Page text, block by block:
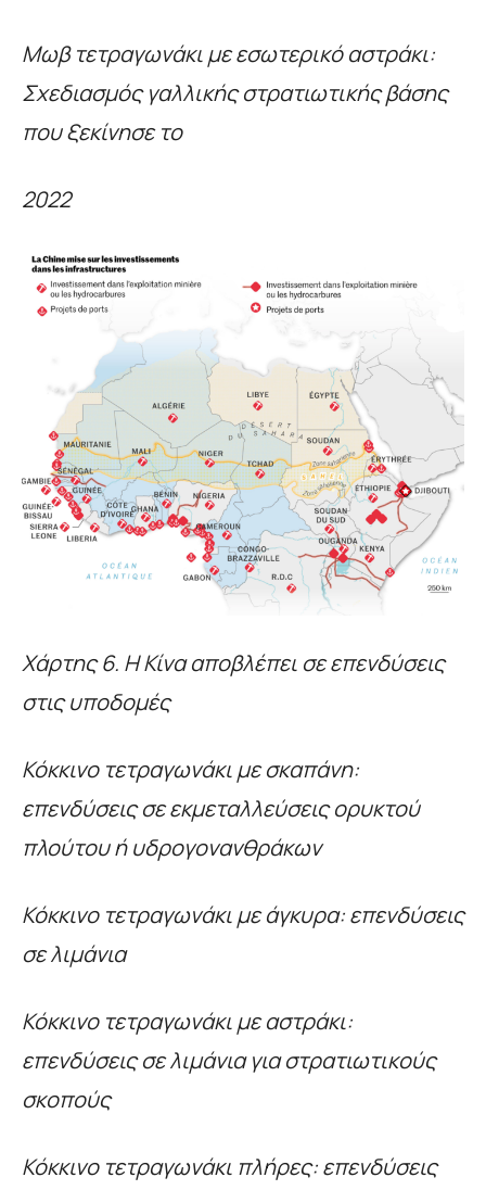
Μωβ τετραγωνάκι με εσωτερικό αστράκι:
Σχεδιασμός γαλλικής στρατιωτικής βάσης
που ξεκίνησε το
2022
Χάρτης 6. Η Κίνα αποβλέπει σε επενδύσεις
στις υποδομές
Κόκκινο τετραγωνάκι με σκαπάνη:
επενδύσεις σε εκμεταλλεύσεις ορυκτού
πλούτου ή υδρογονανθράκων
Κόκκινο τετραγωνάκι με άγκυρα: επενδύσεις
σε λιμάνια
Κόκκινο τετραγωνάκιμε αστράκι:
επενδύσεις σε λιμάνια για στρατιωτικούς
σκοπούς
Κόκκινο τετραγωνάκι πλήρες: επενδύσεις